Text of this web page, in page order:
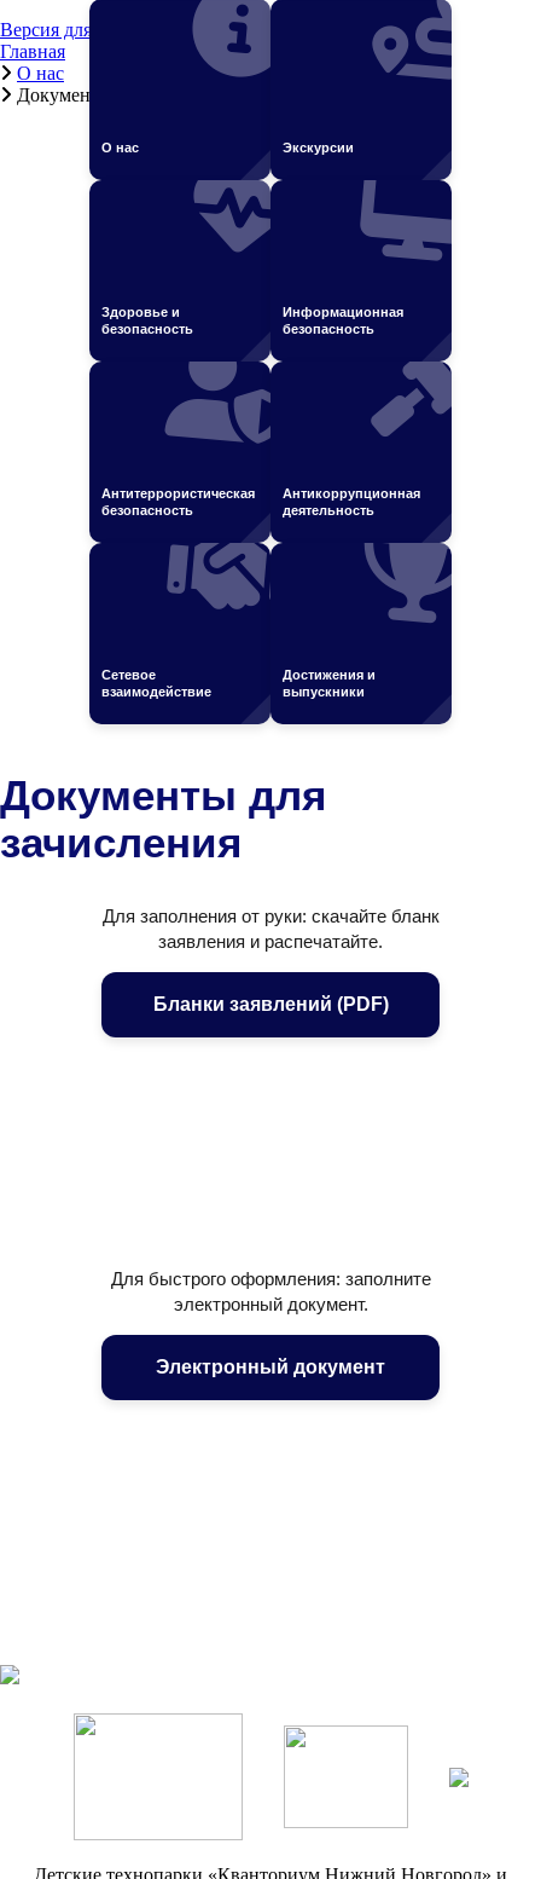
Версия для слабовидящих
Главная
О нас
Документы для зачисления
О нас Экскурсии
Здоровье и
безопасность
Информационная
безопасность
Антитеррористическая
безопасность
Антикоррупционная
деятельность
Сетевое
взаимодействие
Достижения и
выпускники
Документы для
зачисления
Для заполнения от руки: скачайте бланк
заявления и распечатайте.
Бланки заявлений (PDF)
Для быстрого оформления: заполните
электронный документ.
Электронный документ